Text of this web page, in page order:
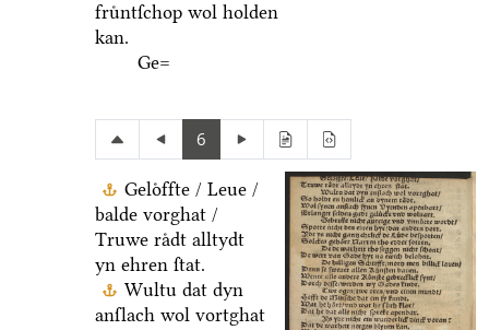
fruͤntſchop wol holden
kan.
Ge=
6
Geloͤffte / Leue /
balde vorghat /
Truwe raͤdt alltydt
yn ehren ſtat.
Wultu dat dyn
anſlach wol vortghat